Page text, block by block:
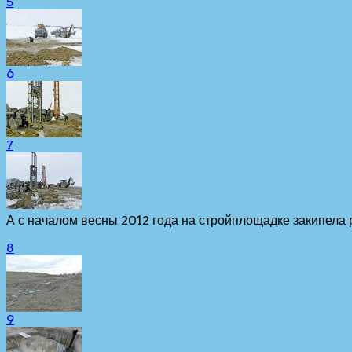
6
7
…
А с началом весны 2012 года на стройплощадке закипела
8
9